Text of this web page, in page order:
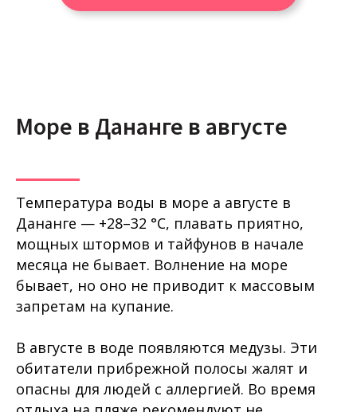
Море в Дананге в августе
Температура воды в море а августе в
Дананге — +28–32 °C, плавать приятно,
мощных штормов и тайфунов в начале
месяца не бывает. Волнение на море
бывает, но оно не приводит к массовым
запретам на купание.
В августе в воде появляются медузы. Эти
обитатели прибрежной полосы жалят и
опасны для людей с аллергией. Во время